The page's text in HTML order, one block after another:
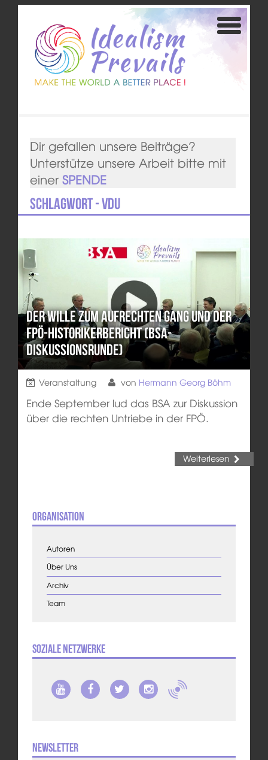
Dir gefallen unsere Beiträge?
Unterstütze unsere Arbeit bitte mit
einer SPENDE
Schlagwort - VdU
Der Wille zum aufrechten Gang und der
FPÖ-Historikerbericht (BSA-
Diskussionsrunde)
Veranstaltung von Hermann Georg Böhm
Ende September lud das BSA zur Diskussion
über die rechten Untriebe in der FPÖ.
Weiterlesen
Organisation
Autoren
Über Uns
Archiv
Team
Soziale Netzwerke
Newsletter